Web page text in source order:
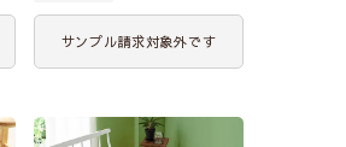
サンプル請求対象外です